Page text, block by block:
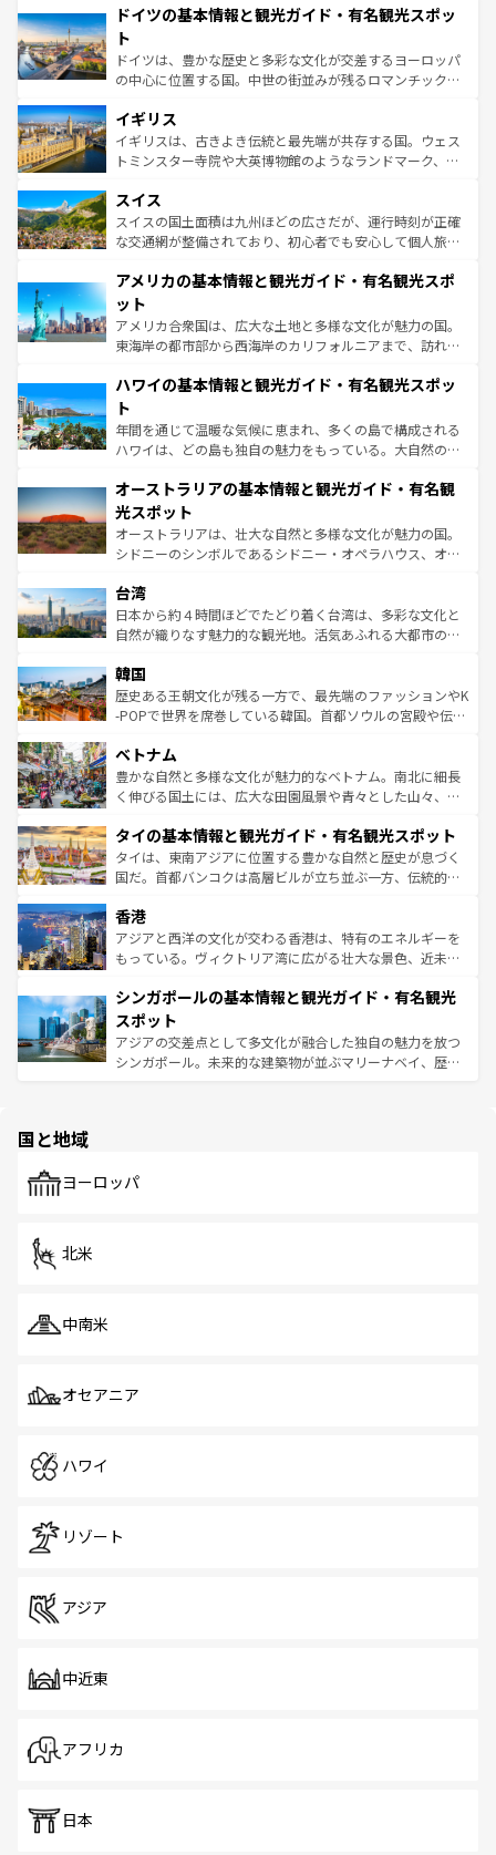
せる。地方によって風土や気候が異なるスペインはその個
ンテンツ一覧 を参照してほしい。
で、幅広い魅力が詰まっている。華麗な宮殿、歴史的な大
聖堂、美しいビーチ、そして豊かな自然が、訪れる者を心
から魅了する。また、フランスは美食の国としても知ら
れ、フランス料理はユネスコ無形文化遺産にも登録されて
香り高いラベンダー畑など、多彩な楽しみ方が可能だ。さ
らに、パリ以外の地域にも魅力が溢れており、どの街角に
も豊かな歴史と文化が息づいている。パリ以外の個性あふ
を参照してほしい。
ドイツの基本情報と観光ガイド・有名観光スポッ
ト
ドイツは、豊かな歴史と多彩な文化が交差するヨーロッパ
の中心に位置する国。中世の街並みが残るロマンチック街
顔を持つこの国は、どこを歩いても飽きることがない。ベ
ルリンの文化的活気、バイエルン州のアルプスの絶景、そ
してライン川沿いのワイン畑といった風景は必見。ビール
は、お酒好きな人にはぜひ体験してほしい。 なお、新着の
ドイツ情報はコンテンツ一覧を参照してほしい。
イギリス
イギリスは、古きよき伝統と最先端が共存する国。ウェス
トミンスター寺院や大英博物館のようなランドマーク、歴
リアごとに異なる魅力がある。また、優雅なアフタヌーン
ティー、ビール好きにはたまらない英国パブ、サッカー観
戦など、本場だからこそできる体験も豊富。イギリスを旅
ンツ一覧を参照してほしい。
スイス
スイスの国土面積は九州ほどの広さだが、運行時刻が正確
な交通網が整備されており、初心者でも安心して個人旅行
の建物がそのまま残る町や、スイスならではのユニークな
博物館もあり、アルプス観光だけでなく町歩きも満喫する
ことができる。国民の所得が高いため物価も高いが、旅行
者向けの交通パス提供のサービスもあり、うまく活用すれ
着のスイス情報はコンテンツ一覧を参照してほしい。
アメリカの基本情報と観光ガイド・有名観光スポ
ット
アメリカ合衆国は、広大な土地と多様な文化が魅力の国。
東海岸の都市部から西海岸のカリフォルニアまで、訪れる
のような巨大都市は、観光、ショッピング、エンターテイ
ンメントが詰まった刺激的なスポットだ。一方、アメリカ
西部には大自然が広がり、グランドキャニオンやイエロー
ストーン国立公園といった絶景が堪能できる。さらに、南
文化が魅力。旅行者はアメリカの各地域で異なる魅力を楽
しみながら、その多様性と豊かな歴史を感じることができ
るだろう。車でのロードトリップや列車の旅も、アメリカ
ならではの贅沢な旅のスタイルだ。 なお、新着のアメリカ
情報は コンテンツ一覧 を参照してほしい。
ハワイの基本情報と観光ガイド・有名観光スポッ
ト
年間を通じて温暖な気候に恵まれ、多くの島で構成される
ハワイは、どの島も独自の魅力をもっている。大自然の神
ワイ島は見逃せない。また、定番の観光地といえばオアフ
島だが、静かな自然を求めるならマウイ島やカウアイ島が
おすすめ。エメラルドグリーンに輝く海をはじめ、豊かな
文化や歴史が息づいている。「アロハスピリット」と呼ば
人々、おいしいローカルフードやハワイアンミュージッ
ク、伝統的なフラダンスなど、すべてがハワイの魅力を彩
っている。訪れるたびに新しい発見と感動が待っているハ
はコンテンツ一覧
オーストラリアの基本情報と観光ガイド・有名観
光スポット
オーストラリアは、壮大な自然と多様な文化が魅力の国。
シドニーのシンボルであるシドニー・オペラハウス、オー
リアリーフや大陸中央部にそびえるウルル（エアーズロッ
ク）、タスマニアの美しい原生林やケアンズの熱帯雨林な
ど、見どころがたくさん。また、カフェやワイン、オージ
いる。アクティビティも充実しており、サーフィンやダイ
ビング、ハイキングなど、アウトドア好きにはたまらな
い。オーストラリアの多彩な魅力を存分に味わいつくそ
参照してほしい。
台湾
日本から約４時間ほどでたどり着く台湾は、多彩な文化と
自然が織りなす魅力的な観光地。活気あふれる大都市の台
ン）、静ひつな山岳地帯である台湾東部など、都市の喧騒
と山間の静けさが共存しており、訪れる人に新しい発見と
驚きをもたらしてくれる。また、奥深い台湾の食文化も魅
容にもいいと評判のスイーツなど、バラエティ豊かな料理
が味わえる。 なお、新着の台湾情報は コンテンツ一覧を参
照してほしい。
韓国
歴史ある王朝文化が残る一方で、最先端のファッションやK
-POPで世界を席巻している韓国。首都ソウルの宮殿や伝統
き、地方に足を延ばせば四季折々の自然美を楽しむことが
できる。そして、キムチや焼肉、絶品のストリートフード
まで、さまざまな韓国料理が待っている。夜には、韓国な
リティに包まれながら、韓国の多彩な魅力を心ゆくまで味
わってみてほしい。 なお、新着の韓国情報はコンテンツ一
覧を参照してほしい。
ベトナム
豊かな自然と多様な文化が魅力的なベトナム。南北に細長
く伸びる国土には、広大な田園風景や青々とした山々、世
急速な発展と共に伝統が息づく。ハノイの古い町並みやホ
ーチミン市のフランス統治時代の建物も、独特の雰囲気を
醸し出している。また、バラエティの豊かさとおいしさで
とつ。フォーやバインミー、ベトナムコーヒーなどは、ぜ
ひ現地で味わいたい。どの地域を訪れてもあたたかい人々
が旅行者を迎えてくれるので、きっと忘れられない旅にな
参照してほしい。
タイの基本情報と観光ガイド・有名観光スポット
タイは、東南アジアに位置する豊かな自然と歴史が息づく
国だ。首都バンコクは高層ビルが立ち並ぶ一方、伝統的な
の活気が交差している。北部ではチェンマイなどの山岳地
帯で自然と触れ合い、南部ではプーケットやクラビの美し
いビーチでリゾート気分を楽しむことができる。タイ料理
激する。気候は一年中温暖で、どの季節にも異なる楽しみ
が待っている。親しみやすいタイの人々、仏教を中心とし
た文化、そして多様な観光資源が、訪れる旅人を魅了し続
ける。 なお、新着のタイ情報はコンテンツ一覧を参照して
香港
アジアと西洋の文化が交わる香港は、特有のエネルギーを
もっている。ヴィクトリア湾に広がる壮大な景色、近未来
み、どこを訪れても感動するはず。観光スポットが密集し
ており、効率よく見どころを回れるのも魅力。息をのむよ
うな絶景から文化的な体験まで、香港を存分に楽しみ尽く
そう。 なお、新着の香港情報はコンテンツ一覧を参照して
シンガポールの基本情報と観光ガイド・有名観光
スポット
アジアの交差点として多文化が融合した独自の魅力を放つ
シンガポール。未来的な建築物が並ぶマリーナベイ、歴史
で、ホーカーズは地元の風情を楽しめる外せないスポット
国と地域
ヨーロッパ
北米
中南米
オセアニア
ハワイ
リゾート
アジア
中近東
アフリカ
日本